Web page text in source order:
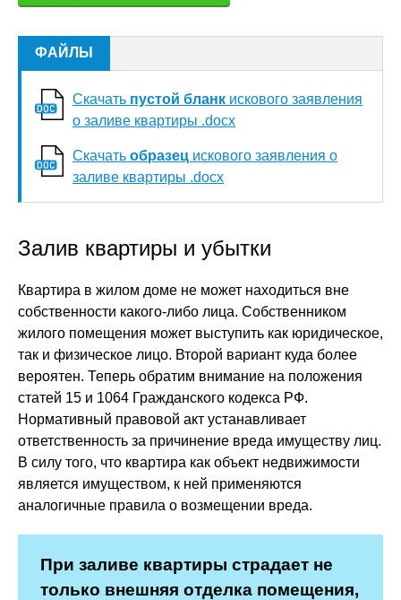
ФАЙЛЫ
Скачать пустой бланк искового заявления
о заливе квартиры .docx
Скачать образец искового заявления о
заливе квартиры .docx
Залив квартиры и убытки
Квартира в жилом доме не может находиться вне
собственности какого-либо лица. Собственником
жилого помещения может выступить как юридическое,
так и физическое лицо. Второй вариант куда более
вероятен. Теперь обратим внимание на положения
статей 15 и 1064 Гражданского кодекса РФ.
Нормативный правовой акт устанавливает
ответственность за причинение вреда имуществу лиц.
В силу того, что квартира как объект недвижимости
является имуществом, к ней применяются
аналогичные правила о возмещении вреда.
При заливе квартиры страдает не
только внешняя отделка помещения,